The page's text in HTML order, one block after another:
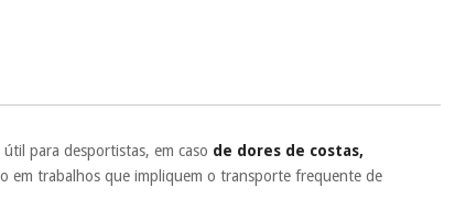
no mesmo dia de cada mês.
para desportistas, em caso de dores de costas,
em trabalhos que impliquem o transporte frequente de